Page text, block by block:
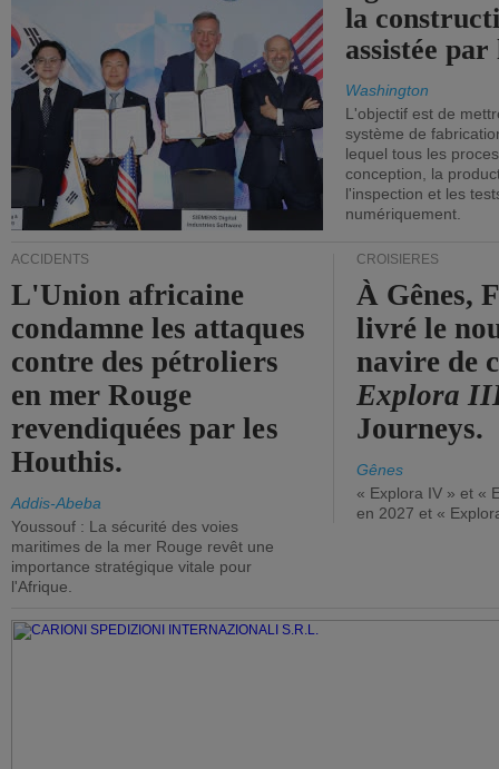
la
assistée
Washington
L'objectif est de
système de
lequel tous les
conception, la
l'inspection et les
numériquement.
ACCIDENTS
L'Union africaine
condamne les attaques
contre des pétroliers
en mer Rouge
revendiquées par les
Houthis.
Addis-Abeba
Youssouf : La sécurité des voies
maritimes de la mer Rouge revêt une
importance stratégique vitale pour
l'Afrique.
CROISIÈRES
À Gênes,
livré le
navire de
Explora
Journeys.
Gênes
« Explora IV » et «
en 2027 et «